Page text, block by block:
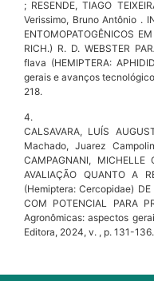
; RESENDE, TIAGO
Verissimo, Bruno Antônio .
ENTOMOPATOGÊNICOS
RICH.) R. D. WEBSTER
flava (HEMIPTERA:
gerais e avanços
218.
4.
CALSAVARA, LUÍS
Machado, Juarez
CAMPAGNANI,
AVALIAÇÃO QUANTO A
(Hemiptera: Cercopidae)
COM POTENCIAL PARA
Agronômicas: aspectos
Editora, 2024, v. , p. 131-136.